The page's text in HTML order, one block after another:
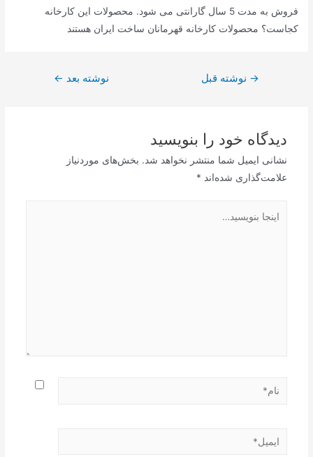
فروش به مدت 5 سال گارانتی می شود. محصولات این کارخانه
کجاست؟ محصولات کارخانه قهرمانان ساخت ایران هستند
راهبری→ نوشته قبل نوشته بعد ←
دیدگاه‌ خود را بنویسید
نشانی ایمیل شما منتشر نخواهد شد. بخش‌های موردنیاز
علامت‌گذاری شده‌اند *
بنویسید…
نام*
ایمیل*